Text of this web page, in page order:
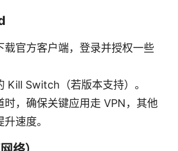
载官方客户端，登录并授权一些
Kill Switch（若版本支持）。
时，确保关键应用走 VPN，其他
速度。